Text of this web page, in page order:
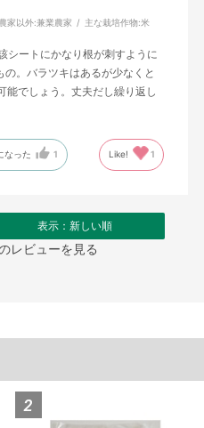
家以外:兼業農家 主な栽培作物:米
シートにかなり根が刺すように
。バラツキはあるが少なくと
能でしょう。丈夫だし繰り返し
なった 1 Like! 1
表示：新しい順
レビューを見る